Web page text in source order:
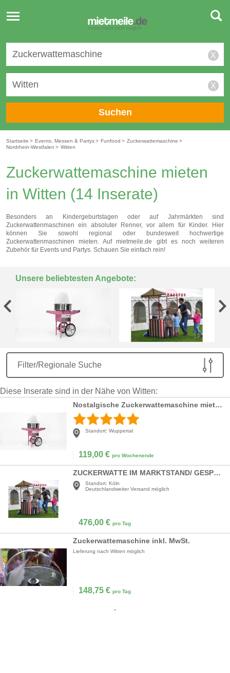
Toggle
navigation
X
X
Suchen
Startseite > Events, Messen & Partys> Funfood > Zuckerwattemaschine >
Nordrhein-Westfalen > Witten
Zuckerwattemaschine mieten
in Witten (14 Inserate)
Besonders an Kindergeburtstagen oder auf Jahrmärkten sind
Zuckerwattenmaschinen ein absoluter Renner, vor allem für Kinder. Hier
können Sie sowohl regional oder bundesweit hochwertige
Zuckerwattenmaschinen mieten. Auf mietmeile.de gibt es noch weiteren
Zubehör für Events und Partys. Schauen Sie einfach rein!
Unsere beliebtesten Angebote:
Filter/Regionale Suche
Diese Inserate sind in der Nähe von Witten:
Nostalgische Zuckerwattemaschine mieten – Inklusive Wagen & Schutzhaube
Standort: Wuppertal
119,00 € pro Wochenende
ZUCKERWATTE IM MARKTSTAND/ GESPONNENER ZUCKER / COTTON CANDY
Standort: Köln
Deutschlandweiter Versand möglich
476,00 € pro Tag
Zuckerwattemaschine inkl. MwSt.
Lieferung nach Witten möglich
148,75 € pro Tag